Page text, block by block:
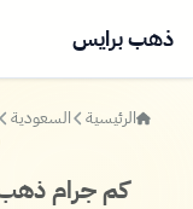
ذهب برايس
الرئيسية السعودية
كم جرام ذهب